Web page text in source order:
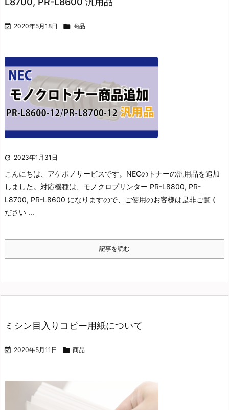
 2020年5月18日  商品
 2023年1月31日
こんにちは、アケボノサービスです。 NECのトナーの汎用品を追加
しました。 対応機種は、モノクロプリンター PR-L8800, PR-
L8700, PR-L8600 になりますので、ご使用のお客様は是非ご覧く
ださい ...
記事を読む
ミシン目入りコピー用紙について
 2020年5月11日  商品